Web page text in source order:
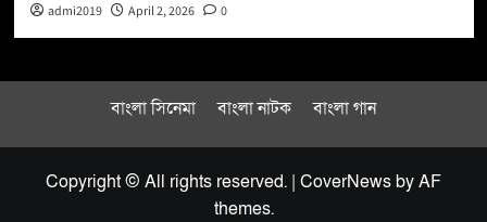
admi2019 April 2, 2026 0
বাংলা সিনেমা বাংলা নাটক বাংলা গান
Copyright © All rights reserved. | CoverNewsby AF
themes.